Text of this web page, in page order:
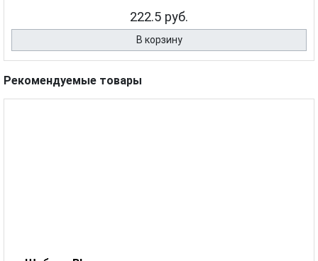
222.5 руб.
В корзину
Рекомендуемые товары